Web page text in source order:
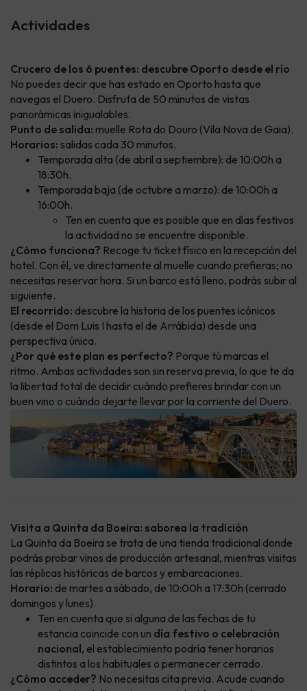
Actividades
Crucero de los 6 puentes: descubre Oporto desde el río
No puedes decir que has estado en Oporto hasta que
navegas el Duero. Disfruta de 50 minutos de vistas
panorámicas inigualables.
Punto de salida: muelle Rota do Douro (Vila Nova de Gaia).
Horarios: salidas cada 30 minutos.
Temporada alta (de abril a septiembre): de 10:00h a
18:30h.
Temporada baja (de octubre a marzo): de 10:00h a
16:00h.
Ten en cuenta que es posible que en días festivos
la actividad no se encuentre disponible.
¿Cómo funciona? Recoge tu ticket físico en la recepción del
hotel. Con él, ve directamente al muelle cuando prefieras; no
necesitas reservar hora. Si un barco está lleno, podrás subir al
siguiente.
El recorrido: descubre la historia de los puentes icónicos
(desde el Dom Luis I hasta el de Arrábida) desde una
perspectiva única.
¿Por qué este plan es perfecto? Porque tú marcas el
ritmo. Ambas actividades son sin reserva previa, lo que te da
la libertad total de decidir cuándo prefieres brindar con un
buen vino o cuándo dejarte llevar por la corriente del Duero.
Visita a Quinta da Boeira: saborea la tradición
La Quinta da Boeira se trata de una tienda tradicional donde
podrás probar vinos de producción artesanal, mientras visitas
las réplicas históricas de barcos y embarcaciones.
Horario: de martes a sábado, de 10:00h a 17:30h (cerrado
domingos y lunes).
Ten en cuenta que si alguna de las fechas de tu
estancia coincide con un día festivo o celebración
nacional, el establecimiento podría tener horarios
distintos a los habituales o permanecer cerrado.
¿Cómo acceder? No necesitas cita previa. Acude cuando